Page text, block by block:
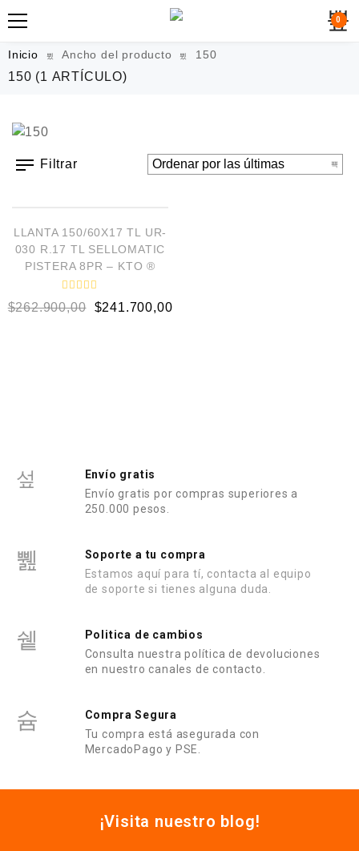
0
Inicio Ancho del producto 150
150 (1 ARTÍCULO)
Filtrar
LLANTA 150/60X17 TL UR-
030 R.17 TL SELLOMATIC
PISTERA 8PR – KTO ®
V
a
$262.900,00 $241.700,00
Envío gratis
Envío gratis por compras superiores a
250.000 pesos.
Soporte a tu compra
Estamos aquí para tí, contacta al equipo
de soporte si tienes alguna duda.
Politica de cambios
Consulta nuestra política de devoluciones
en nuestro canales de contacto.
Compra Segura
Tu compra está asegurada con
MercadoPago y PSE.
¡Visita nuestro blog!